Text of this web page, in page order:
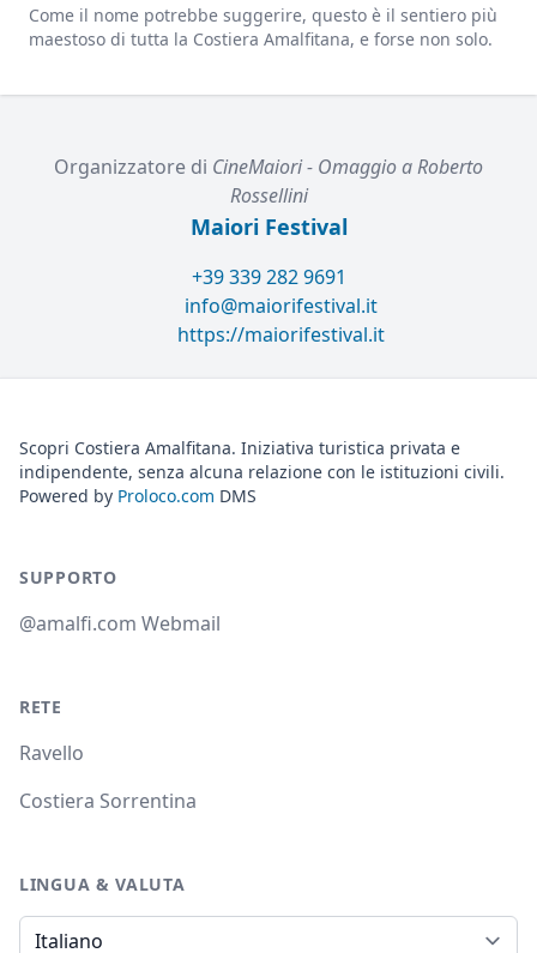
Come il nome potrebbe suggerire, questo è il sentiero più
maestoso di tutta la Costiera Amalfitana, e forse non solo.
Organizzatore di CineMaiori - Omaggio a Roberto
Rossellini
Maiori Festival
+39 339 282 9691
info@maiorifestival.it
https://maiorifestival.it
Scopri Costiera Amalfitana. Iniziativa turistica privata e
indipendente, senza alcuna relazione con le istituzioni civili.
Powered by Proloco.com DMS
SUPPORTO
@amalfi.com Webmail
RETE
Ravello
Costiera Sorrentina
LINGUA & VALUTA
Lingua